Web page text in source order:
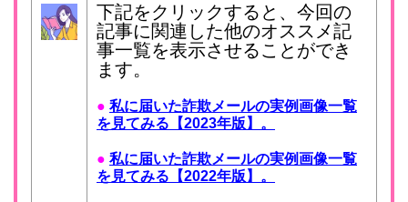
下記をクリックすると、今回の
記事に関連した他のオススメ記
事一覧を表示させることができ
ます。
● 私に届いた詐欺メールの実例画像一覧
を見てみる【2023年版】。
● 私に届いた詐欺メールの実例画像一覧
を見てみる【2022年版】。